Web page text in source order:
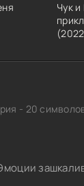
Чук
- 20